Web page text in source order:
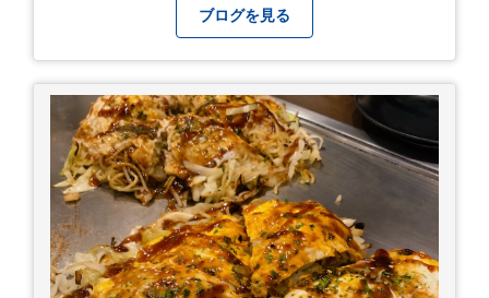
から、あっという間に半年が過ぎやっとこさ。 3
日後のこと。不思議ですね。 気にかかる事1つ
目。友人の長期入院から退院の知らせあり！ 気に
かかる事2つ目。疎遠だった知人の訪問あり！ 気
にかかるetcが徐々に....。 気の持ちようと、タイ
ミングかもしれませんが。お宮参りはお薦めで
す。
ブログを見る